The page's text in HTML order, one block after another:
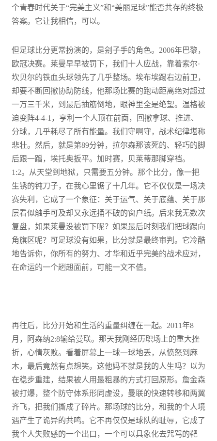
个青春时代关于“完美主义”和“美丽足球”能否共存的终极
答案。它让我相信，可以。
但足球比分更常扮演的，是刽子手的角色。2006年巴黎，
欧冠决赛。莱曼早早被罚下，我们十人应战，靠着索尔·
坎贝尔的铁血头球领先了几乎整场。埃布埃踢右边前卫，
却要不断回撤协助防线，他那场比赛的跑动距离绝对超过
一万三千米，到最后抽筋倒地，眼神里全是绝望。温格被
迫变阵4-4-1，亨利一个人顶在前面，回撤拿球、推进、
分球，几乎耗尽了所有能量。我们守啊守，战术纪律堪称
悲壮。然后，就是第89分钟，拉尔森那该死的、轻巧的脚
后跟一蹭，埃托奥扳平。加时赛，贝莱蒂那脚穿裆。
1:2。从天堂到地狱，只需要五分钟。那个比分，像一把
生锈的钝刀子，在我心里锯了十几年。它不仅仅是一场决
赛失利，它成了一个象征：关于运气、关于底蕴、关于那
层看似触手可及却又永远捅不破的窗户纸。后来我无数次
复盘，如果莱曼没被罚下呢？如果最后时刻我们把球踢向
角旗区呢？可足球没有如果，比分就是最终审判。它冷酷
地告诉你，你所有的努力、才华和近乎完美的战术应对，
在命运的一个趔趄面前，可能一文不值。
再往后，比分开始和生活的重量纠缠在一起。2011年8
月，阿森纳2:8输给曼联。那天我刚经历职场上的重大挫
折，心情灰败。看着屏幕上一球一球地丢，从愤怒到麻
木，最后竟然有点想笑。这他妈不就是我的人生吗？以为
在稳步重建，结果被人用最粗暴的方式打回原形。詹金森
被打爆，整个防守体系形同虚设，曼联的快速转移和两翼
齐飞，把我们撕成了碎片。那场球的比分，和我的个人境
遇产生了诡异的共鸣。它不再仅仅是球队的耻辱，它成了
我个人失败感的一个出口，一个可以具象化去咒骂的靶